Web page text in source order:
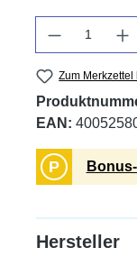
Zum Merkzettel
EAN:
P
Hersteller